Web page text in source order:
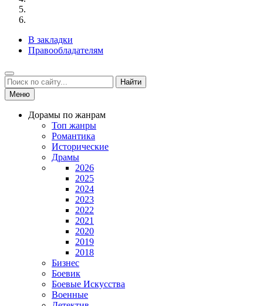
В закладки
Правообладателям
Найти
Меню
Дорамы по жанрам
Топ жанры
Романтика
Исторические
Драмы
2026
2025
2024
2023
2022
2021
2020
2019
2018
Бизнес
Боевик
Боевые Искусства
Военные